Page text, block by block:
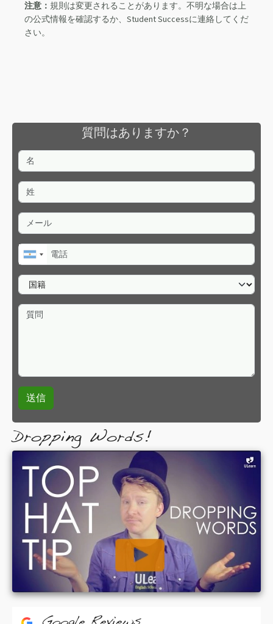
注意： 規則は変更されることがあります。不明な場合は上
の公式情報を確認するか、Student Successに連絡してくだ
さい。
質問はありますか？
名
姓
メール
電話
国籍
質問
Dropping Words!